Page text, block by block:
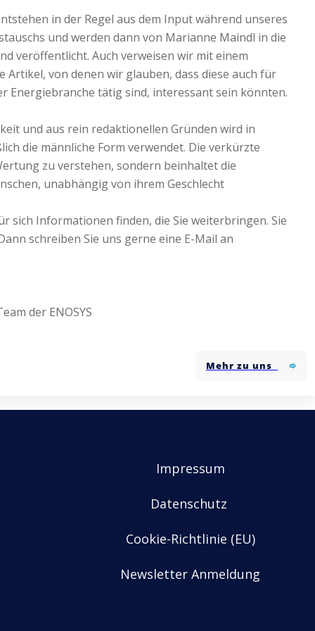
in der Regel aus dem Input während unseres
und werden dann von Marianne Maindl in die
veröffentlicht. Auch verweisen wir mit einem
Artikel, von denen wir glauben, dass diese auch für
Energiebranche tätig sind, interessant sein könnten.
und aus rein redaktionellen Gründen wird in
die männliche Form verwendet. Die verkürzte
zu verstehen, sondern beinhaltet die
unabhängig von ihrem Geschlecht
sich Informationen finden, die Sie weiterbringen. Sie
schreiben Sie uns gerne eine E-Mail an
der ENOSYS
Mehr zu uns
Impressum
Datenschutz
Cookie-Richtlinie (EU)
Newsletter Anmeldung